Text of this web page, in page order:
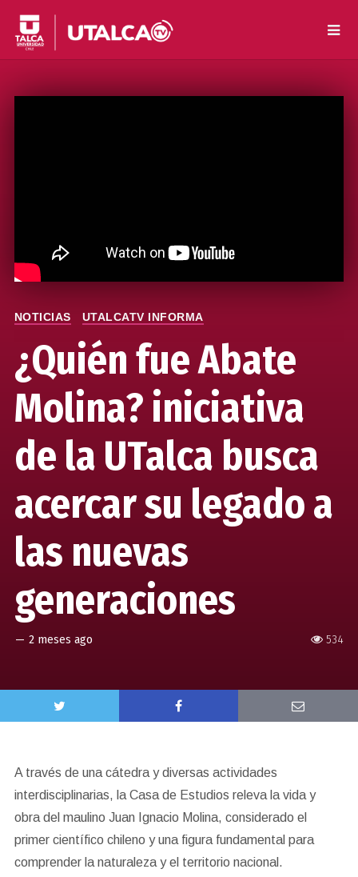
534
NOTICIAS UTALCATV INFORMA
¿Quién fue Abate
Molina? iniciativa
de la UTalca busca
acercar su legado a
las nuevas
generaciones
— 2 meses ago
A través de una cátedra y diversas actividades
interdisciplinarias, la Casa de Estudios releva la vida y
obra del maulino Juan Ignacio Molina, considerado el
primer científico chileno y una figura fundamental para
comprender la naturaleza y el territorio nacional.